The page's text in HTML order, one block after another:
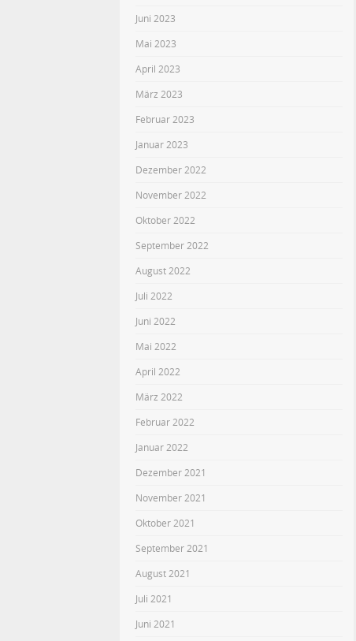
Juni 2023
Mai 2023
April 2023
März 2023
Februar 2023
Januar 2023
Dezember 2022
November 2022
Oktober 2022
September 2022
August 2022
Juli 2022
Juni 2022
Mai 2022
April 2022
März 2022
Februar 2022
Januar 2022
Dezember 2021
November 2021
Oktober 2021
September 2021
August 2021
Juli 2021
Juni 2021